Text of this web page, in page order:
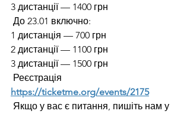
3 дистанції — 1400 грн
До 23.01 включно:
1 дистанція — 700 грн
2 дистанції — 1100 грн
3 дистанції — 1500 грн
Реєстрація
https://ticketme.org/events/2175
Якщо у вас є питання, пишіть нам у